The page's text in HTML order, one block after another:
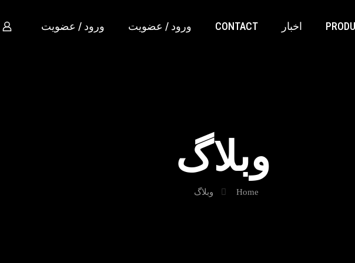
اخبار CONTACT ورود / عضویت ورود / عضویت
وبلاگ
Home وبلاگ